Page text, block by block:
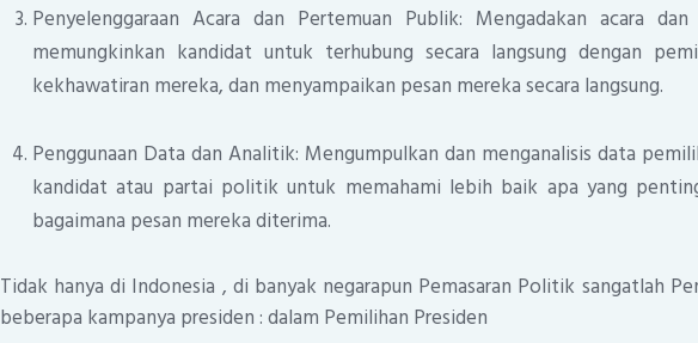
Penyelenggaraan Acara dan Pertemuan Publik: Mengadakan acara
memungkinkan kandidat untuk terhubung secara langsung dengan
kekhawatiran mereka, dan menyampaikan pesan mereka secara langsung.
Penggunaan Data dan Analitik: Mengumpulkan dan menganalisis data
kandidat atau partai politik untuk memahami lebih baik apa yang
bagaimana pesan mereka diterima.
Tidak hanya di Indonesia , di banyak negarapun Pemasaran Politik sangatlah
beberapa kampanya presiden : dalam Pemilihan Presiden